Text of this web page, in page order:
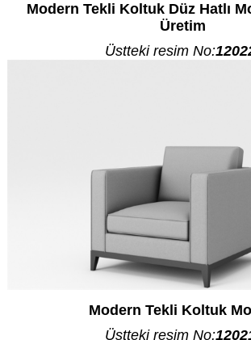
Modern Tekli Koltuk Düz Hatlı
Üretim
Üstteki resim No:
Modern Tekli Koltuk
Üstteki resim No: